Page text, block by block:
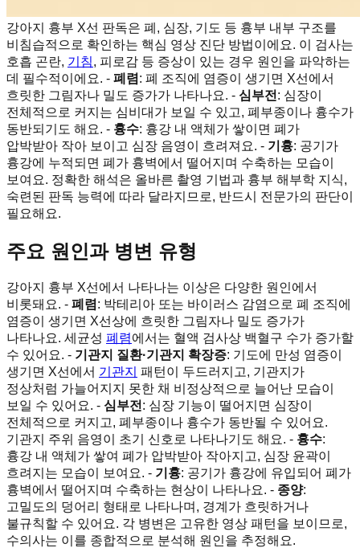
강아지 흉부 X선 판독은 폐, 심장, 기도 등 흉부 내부 구조를
비침습적으로 확인하는 핵심 영상 진단 방법이에요. 이 검사는
호흡 곤란, 기침, 피로감 등 증상이 있는 경우 원인을 파악하는
데 필수적이에요. - 폐렴: 폐 조직에 염증이 생기면 X선에서
흐릿한 그림자나 밀도 증가가 나타나요. - 심부전 : 심장이
전체적으로 커지는 심비대가 보일 수 있고, 폐부종이나 흉수가
동반되기도 해요. - 흉수: 흉강 내 액체가 쌓이면 폐가
압박받아 작아 보이고 심장 음영이 흐려져요. - 기흉: 공기가
흉강에 누적되면 폐가 흉벽에서 떨어지며 수축하는 모습이
보여요. 정확한 해석은 올바른 촬영 기법과 흉부 해부학 지식,
숙련된 판독 능력에 따라 달라지므로, 반드시 전문가의 판단이
필요해요.
주요 원인과 병변 유형
강아지 흉부 X선에서 나타나는 이상은 다양한 원인에서
비롯돼요. - 폐렴: 박테리아 또는 바이러스 감염으로 폐 조직에
염증이 생기면 X선상에 흐릿한 그림자나 밀도 증가가
나타나요. 세균성 폐렴에서는 혈액 검사상 백혈구 수가 증가할
수 있어요. - 기관지 질환·기관지 확장증: 기도에 만성 염증이
생기면 X선에서 기관지 패턴이 두드러지고, 기관지가
정상처럼 가늘어지지 못한 채 비정상적으로 늘어난 모습이
보일 수 있어요. - 심부전: 심장 기능이 떨어지면 심장이
전체적으로 커지고, 폐부종이나 흉수가 동반될 수 있어요.
기관지 주위 음영이 초기 신호로 나타나기도 해요. - 흉수:
흉강 내 액체가 쌓여 폐가 압박받아 작아지고, 심장 윤곽이
흐려지는 모습이 보여요. - 기흉: 공기가 흉강에 유입되어 폐가
흉벽에서 떨어지며 수축하는 현상이 나타나요. - 종양:
고밀도의 덩어리 형태로 나타나며, 경계가 흐릿하거나
불규칙할 수 있어요. 각 병변은 고유한 영상 패턴을 보이므로,
수의사는 이를 종합적으로 분석해 원인을 추정해요.